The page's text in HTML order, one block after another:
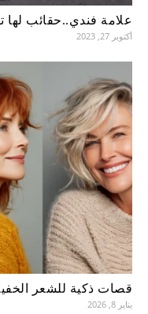
علامة فندي..حقائب لها
أكتوبر 27, 2023
قصات ذكية للشعر
يناير 8, 2026